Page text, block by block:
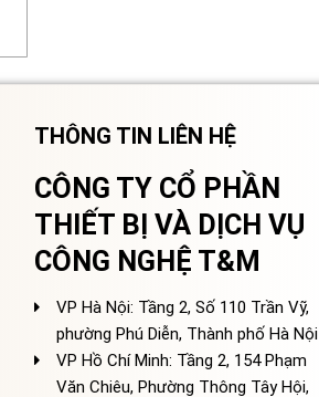
THÔNG TIN LIÊN HỆ
CÔNG TY CỔ PHẦN
THIẾT BỊ VÀ DỊCH VỤ
CÔNG NGHỆ T&M
VP Hà Nội: Tầng 2, Số 110 Trần Vỹ,
phường Phú Diễn, Thành phố Hà Nội
VP Hồ Chí Minh: Tầng 2, 154 Phạm
Văn Chiêu, Phường Thông Tây Hội,